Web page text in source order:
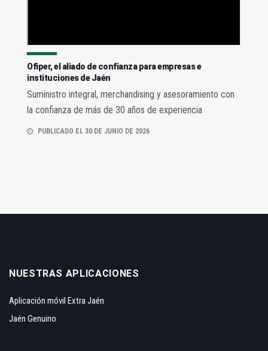
Ofiper, el aliado de confianza para empresas e
instituciones de Jaén
Suministro integral, merchandising y asesoramiento con
la confianza de más de 30 años de experiencia
PUBLICADO EL 30 DE JUNIO DE 2026
NUESTRAS APLICACIONES
Aplicación móvil Extra Jaén
Jaén Genuino